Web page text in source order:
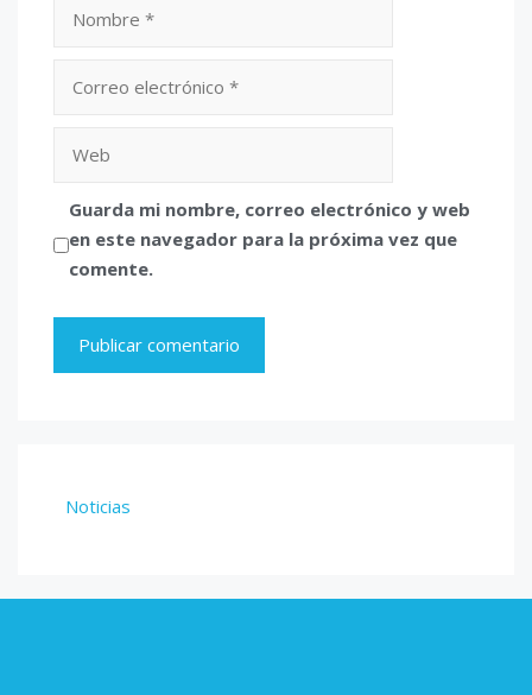
Guarda mi nombre, correo electrónico y web
en este navegador para la próxima vez que
comente.
Noticias